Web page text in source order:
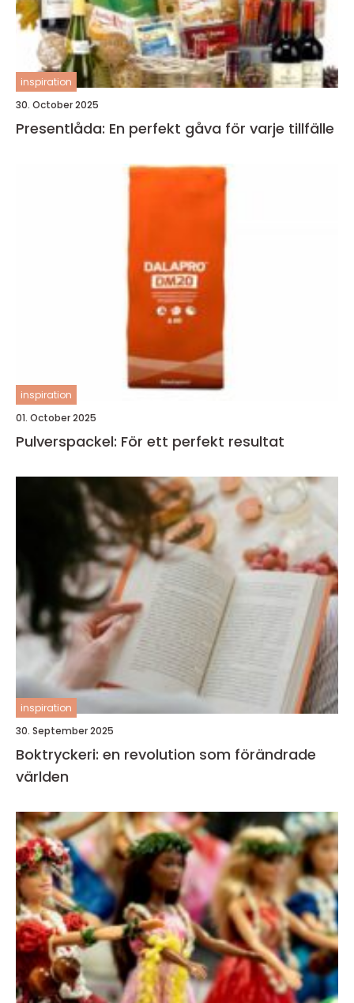
inspiration
30. October 2025
Presentlåda: En perfekt gåva för varje tillfälle
inspiration
01. October 2025
Pulverspackel: För ett perfekt resultat
inspiration
30. September 2025
Boktryckeri: en revolution som förändrade
världen